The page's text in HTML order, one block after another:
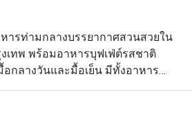
ารท่ามกลางบรรยากาศสวนสวยใน
เทพ พร้อมอาหารบุฟเฟ่ต์รสชาติ
อกลางวันและมื้อเย็น มีทั้งอาหาร
อาหารเอเชียรสชาติดั้งเดิม เสิร์ฟ
รทำอาหารสดๆใหม่ๆให้ท่านได้ชม